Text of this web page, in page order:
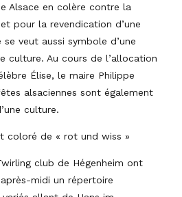
Alsace en colère contre la
pour la revendication d’une
veut aussi symbole d’une
culture. Au cours de l’allocation
Élise, le maire Philippe
alsaciennes sont également
culture.
coloré de « rot und wiss »
club de Hégenheim ont
midi un répertoire